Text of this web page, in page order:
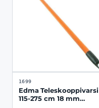
1699
Edma Teleskooppivarsi
115-275 cm 18 mm